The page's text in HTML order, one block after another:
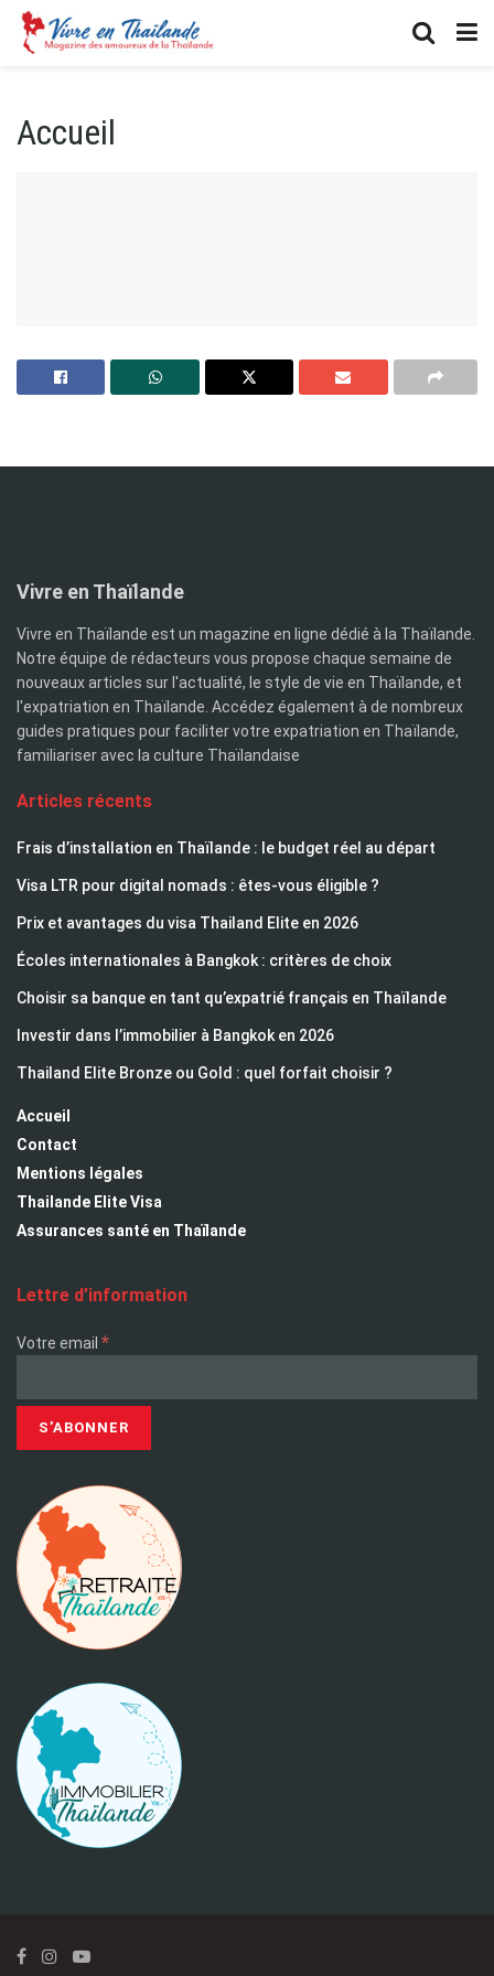
Accueil
Vivre en Thaïlande
Vivre en Thaïlande est un magazine en ligne dédié à la Thaïlande.
Notre équipe de rédacteurs vous propose chaque semaine de
nouveaux articles sur l'actualité, le style de vie en Thaïlande, et
l'expatriation en Thaïlande. Accédez également à de nombreux
guides pratiques pour faciliter votre expatriation en Thaïlande,
familiariser avec la culture Thaïlandaise
Articles récents
Frais d’installation en Thaïlande : le budget réel au départ
Visa LTR pour digital nomads : êtes-vous éligible ?
Prix et avantages du visa Thailand Elite en 2026
Écoles internationales à Bangkok : critères de choix
Choisir sa banque en tant qu’expatrié français en Thaïlande
Investir dans l’immobilier à Bangkok en 2026
Thailand Elite Bronze ou Gold : quel forfait choisir ?
Accueil
Contact
Mentions légales
Thailande Elite Visa
Assurances santé en Thaïlande
Lettre d’information
Votre email *